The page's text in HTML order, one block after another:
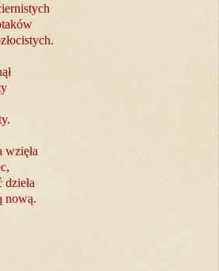
wzięła
nową.